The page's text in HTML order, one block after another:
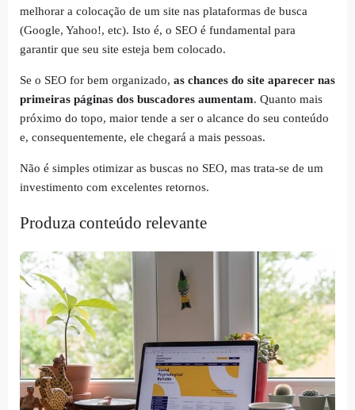
melhorar a colocação de um site nas plataformas de busca
(Google, Yahoo!, etc). Isto é, o SEO é fundamental para
garantir que seu site esteja bem colocado.
Se o SEO for bem organizado, as chances do site aparecer nas
primeiras páginas dos buscadores aumentam. Quanto mais
próximo do topo, maior tende a ser o alcance do seu conteúdo
e, consequentemente, ele chegará a mais pessoas.
Não é simples otimizar as buscas no SEO, mas trata-se de um
investimento com excelentes retornos.
Produza conteúdo relevante